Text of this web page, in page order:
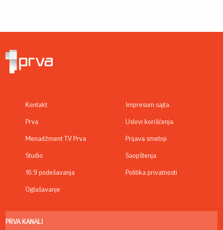
Kontakt
Prva
Menadžment TV Prva
Studio
16:9 podešavanja
Oglašavanje
Impresum sajta
Uslovi korišćenja
Prijava smetnji
Saopštenja
Politika privatnosti
PRVA KANALI